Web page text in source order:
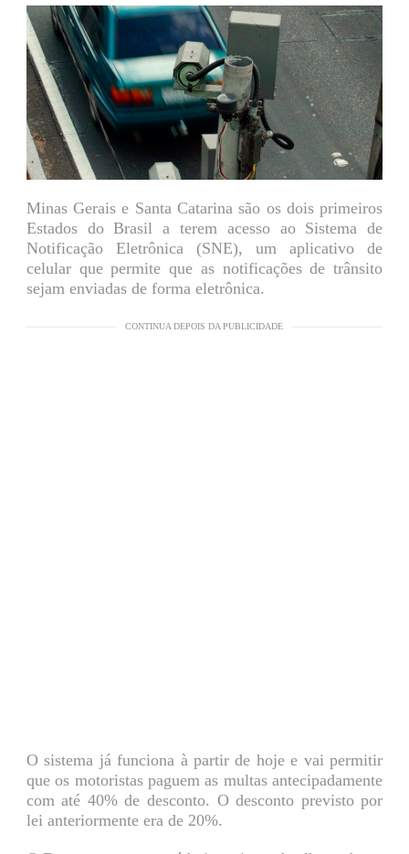
Minas Gerais e Santa Catarina são os dois primeiros
Estados do Brasil a terem acesso ao Sistema de
Notificação Eletrônica (SNE), um aplicativo de
celular que permite que as notificações de trânsito
sejam enviadas de forma eletrônica.
CONTINUA DEPOIS DA PUBLICIDADE
O sistema já funciona à partir de hoje e vai permitir
que os motoristas paguem as multas antecipadamente
com até 40% de desconto. O desconto previsto por
lei anteriormente era de 20%.